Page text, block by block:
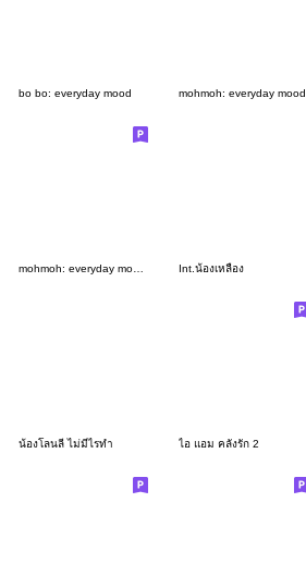
bo bo: everyday mood mohmoh: everyday mood
Int.น้องเหลือง
น้องโลนลี่ ไม่มีไรทำ ไอ แอม คลั่งรัก 2